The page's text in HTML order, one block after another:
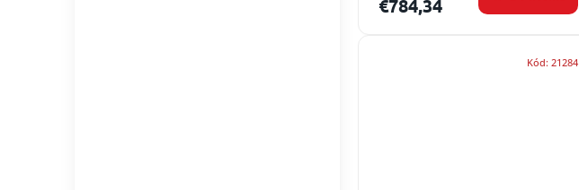
€784,34
Kód: 21284